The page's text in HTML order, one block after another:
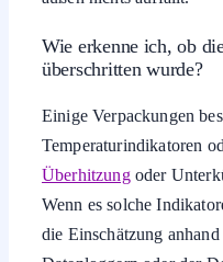
Wie erkenne ich, ob
überschritten wurde?
Einige Verpackungen
Temperaturindikatoren
Überhitzungoder
Wenn es solche
die Einschätzung